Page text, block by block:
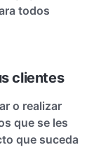
todos
clientes
o realizar
que se les
que suceda